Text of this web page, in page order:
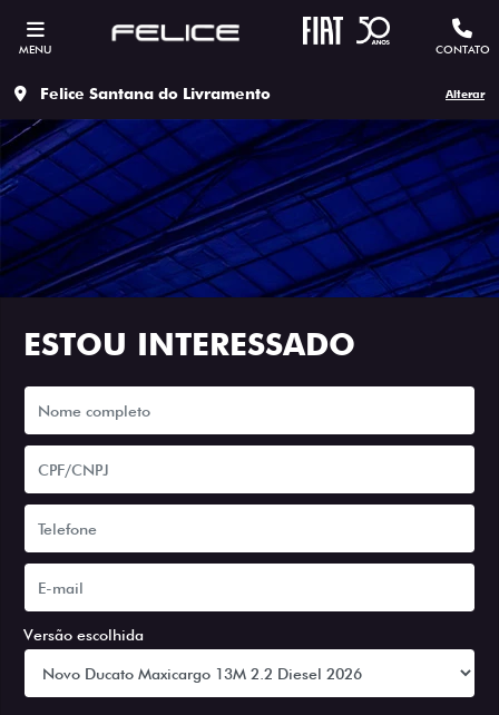
MENU CONTATO
Felice Santana do Livramento Alterar
ESTOU INTERESSADO
Versão escolhida